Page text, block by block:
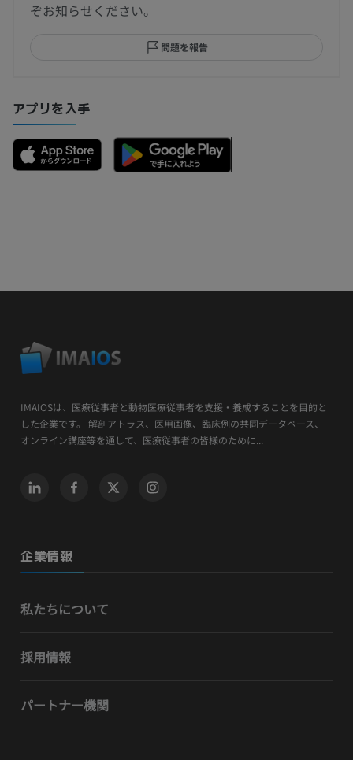
ぞお知らせください。
問題を報告
アプリを入手
IMAIOSは、医療従事者と動物医療従事者を支援・養成することを目的と
した企業です。 解剖アトラス、医用画像、臨床例の共同データベース、
オンライン講座等を通して、医療従事者の皆様のために...
企業情報
私たちについて
採用情報
パートナー機関